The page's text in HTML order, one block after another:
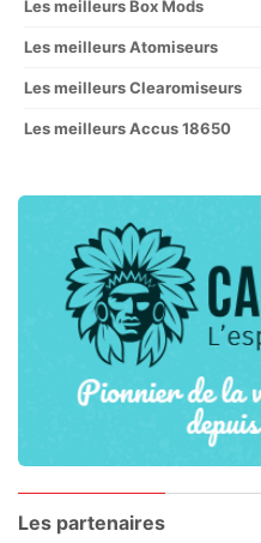
Les meilleurs Box Mods
Les meilleurs Atomiseurs
Les meilleurs Clearomiseurs
Les meilleurs Accus 18650
Les partenaires